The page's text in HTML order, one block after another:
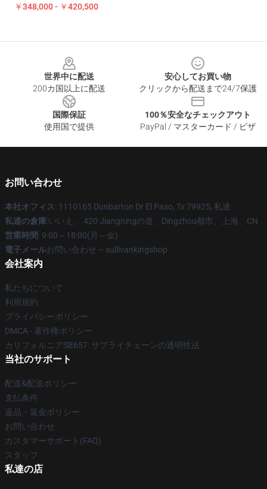
￥348,000 - ￥420,500
世界中に配送
200カ国以上に配送
安心してお買い物
クリックから配送まで24/7保護
国際保証
使用国で提供
100％安全なチェックアウト
PayPal / マスターカード / ビザ
お問い合わせ
本社オフィス: 1110165 Dunbarton Dr El Paso, Tx 79925, 私達
私達の倉庫:いいえ。 420 Jiangningの道、Dingzhou都市、上海、CN
営業時間: 9:00～18:00(月～金)
電子メールお問い合わせ – sullivankingshop
会社案内
私たちについて
利用規約
プライバシーポリシー
DMCA - 著作権ポリシー
カリフォルニアSB657: サプライチェーンの透明性法
当社のサポート
配送&配送ポリシー
支払条件
返品・返金ポリシー
お問い合わせ
カスタマーサポート(FAQ)
スタッフ
私達の店